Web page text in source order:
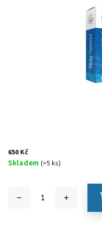
650 Kč
Skladem (>5 ks)